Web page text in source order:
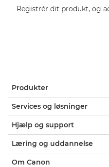
Registrér dit produkt, og
Produkter
Services og løsninger
Hjælp og support
Læring og uddannelse
Om Canon